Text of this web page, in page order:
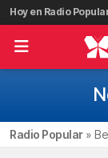
Saltar
al
contenido
Hoy en Radio
Radio Popular»